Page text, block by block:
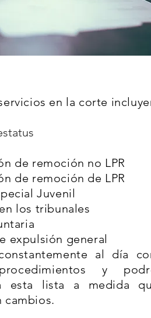
en la corte
de remoción no LPR
de remoción de LPR
Juvenil
los tribunales
expulsión general
al día
y
esta lista a medida
cambios.